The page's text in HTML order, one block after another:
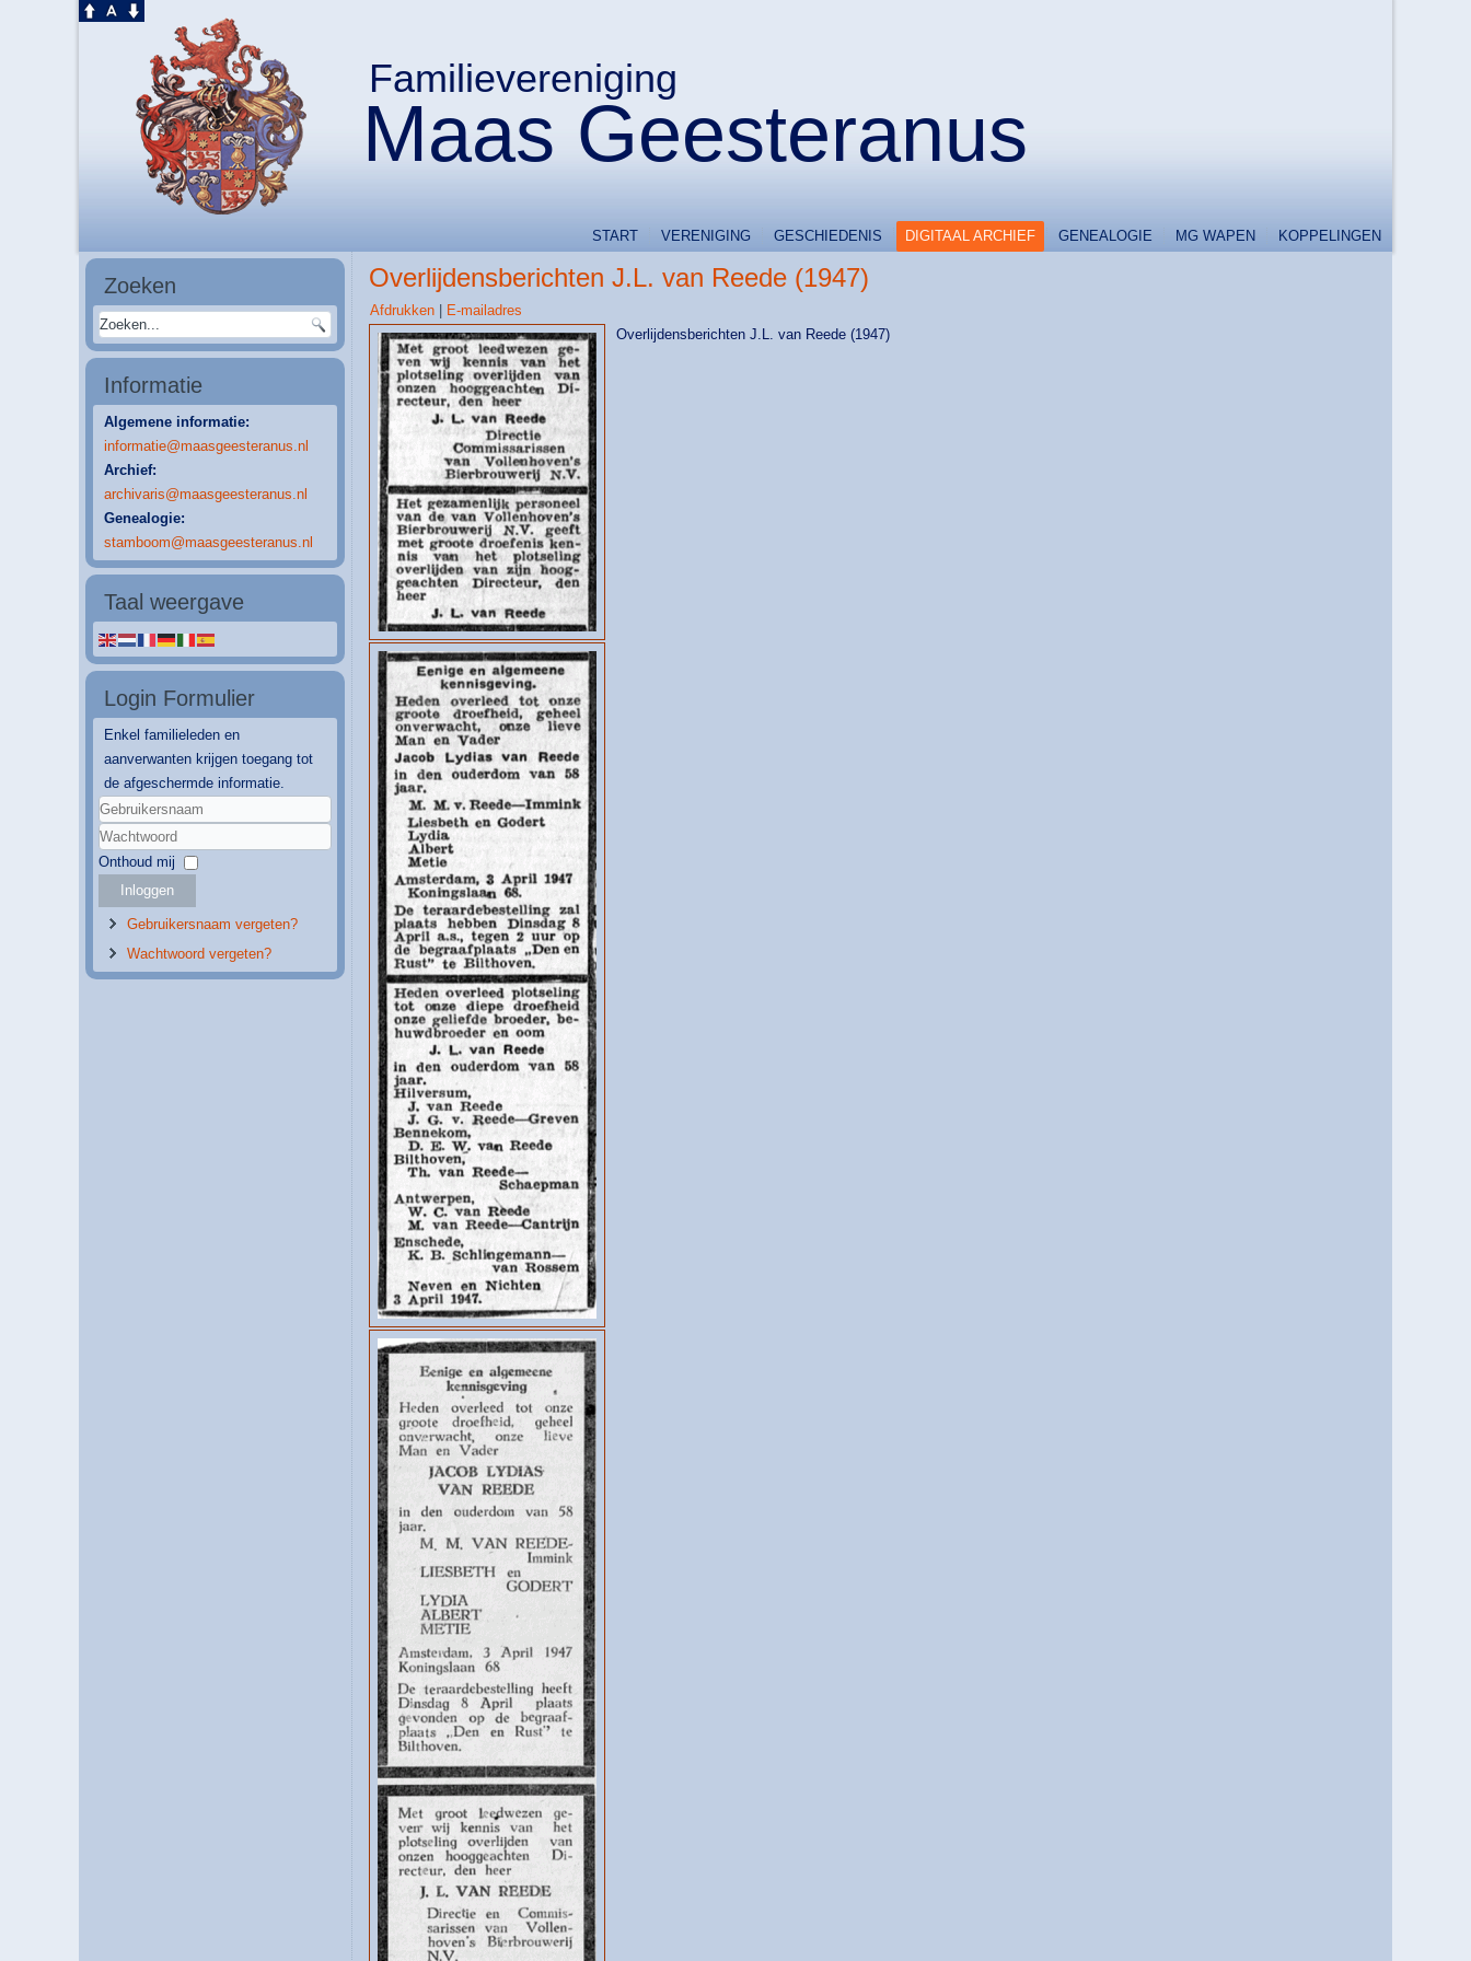
Maas Geesteranus
Familievereniging
START VERENIGING GESCHIEDENIS DIGITAAL ARCHIEF GENEALOGIE MG WAPEN KOPPELINGEN
Zoeken
Informatie
Algemene informatie:
informatie@maasgeesteranus.nl
Archief:
archivaris@maasgeesteranus.nl
Genealogie:
stamboom@maasgeesteranus.nl
Taal weergave
Login Formulier
Enkel familieleden en
aanverwanten krijgen toegang tot
de afgeschermde informatie.
Gebruikersnaam
Wachtwoord
Onthoud mij
Inloggen
Gebruikersnaam vergeten?
Wachtwoord vergeten?
Overlijdensberichten J.L. van Reede (1947)
Afdrukken
E-mailadres
Overlijdensberichten J.L. van Reede (1947)